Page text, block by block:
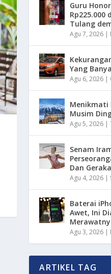
Guru
Rp225.000
Tulang
Agu 7, 2026 |
Yang
Agu 6, 2026 |
Menikmati
Musim
Agu 5, 2026 |
Senam
Dan
Agu 4, 2026 |
Baterai
Awet, Ini
Agu 3, 2026 |
ARTIKEL TAG